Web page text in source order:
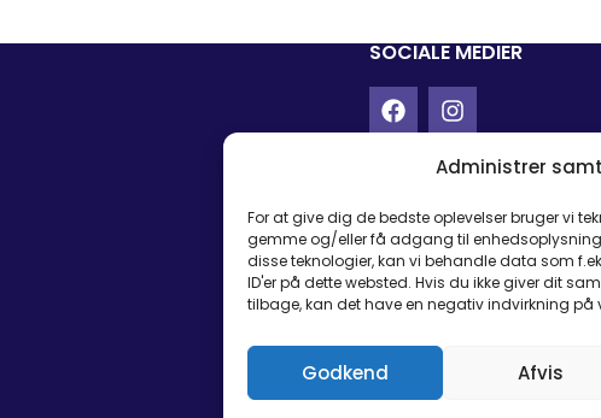
Administrer
For at give dig de bedste oplevelser bruger vi
gemme og/eller få adgang til
disse teknologier, kan vi behandle data som
ID'er på dette websted. Hvis du ikke giver dit
tilbage, kan det have en negativ indvirkning på
Godkend Afvis
SOCIALE MEDIER
INFORMATION
Kontakt os
Fortrydelsesret